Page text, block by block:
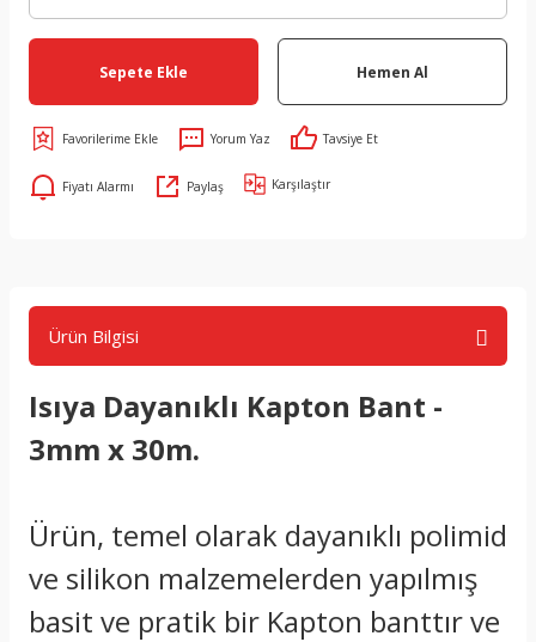
Sepete Ekle Hemen Al
Yorum Yaz Tavsiye Et
Fiyatı Alarmı Paylaş Karşılaştır
Ürün Bilgisi
Isıya Dayanıklı Kapton Bant -
3mm x 30m.
Ürün, temel olarak dayanıklı polimid
ve silikon malzemelerden yapılmış
basit ve pratik bir Kapton banttır ve